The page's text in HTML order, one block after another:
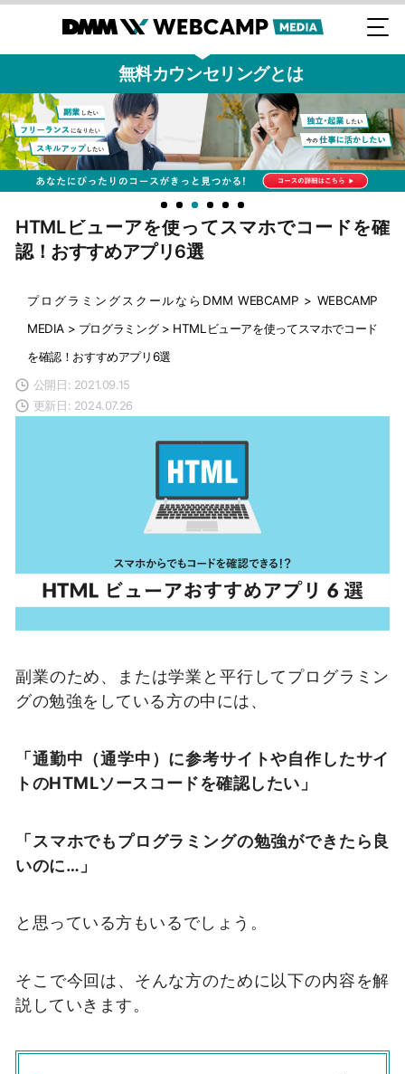
無料カウンセリングとは
HTMLビューアを使ってスマホでコードを確
認！おすすめアプリ6選
プログラミングスクールならDMM WEBCAMP > WEBCAMP
MEDIA > プログラミング> HTMLビューアを使ってスマホでコード
を確認！おすすめアプリ6選
公開日: 2021.09.15
更新日: 2024.07.26
副業のため、または学業と平行してプログラミン
グの勉強をしている方の中には、
「通勤中（通学中）に参考サイトや自作したサイ
トのHTMLソースコードを確認したい」
「スマホでもプログラミングの勉強ができたら良
いのに…」
と思っている方もいるでしょう。
そこで今回は、そんな方のために以下の内容を解
説していきます。